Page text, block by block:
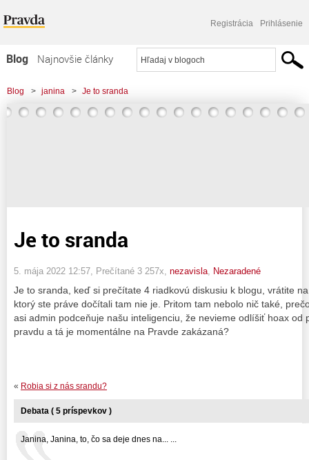
Registrácia Prihlásenie
Blog
Najnovšie články
Najčítanejšie články
Najkomentovanejšie články
Blog > janina > Je to sranda
Je to sranda
5. mája 2022 12:57 , Prečítané 3 257x, nezavisla Nezaradené
Je to sranda, keď si prečítate 4 riadkovú diskusiu k blogu, vrátite
ktorý ste práve dočítali tam nie je. Pritom tam nebolo nič také,
asi admin podceňuje našu inteligenciu, že nevieme odlíšiť hoax od
pravdu a tá je momentálne na Pravde zakázaná?
« Robia si z nás srandu?
Debata ( 5 príspevkov )
Janina, Janina, to, čo sa deje dnes na... ...